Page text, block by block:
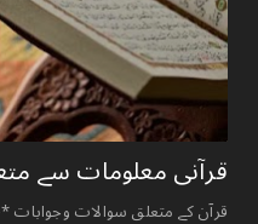
قرآنی ‏معلومات ‏سے
قرآن کے متعلق سوالات وجوابات